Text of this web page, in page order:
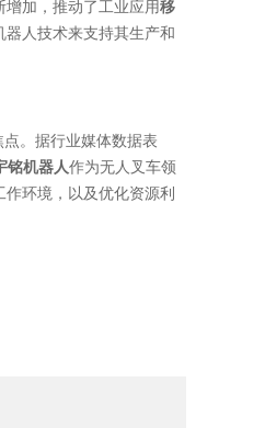
加，推动了工业应用移
人技术来支持其生产和
。据行业媒体数据表
铭机器人作为无人叉车领
环境，以及优化资源利